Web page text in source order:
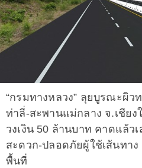
“กรมทางหลวง” ลุยบูรณะผิว
ท่าลี่-สะพานแม่กลาง จ.เชียง
วงเงิน 50 ล้านบาท คาดแล้ว
สะดวก-ปลอดภัยผู้ใช้เส้นทา
พื้นที่